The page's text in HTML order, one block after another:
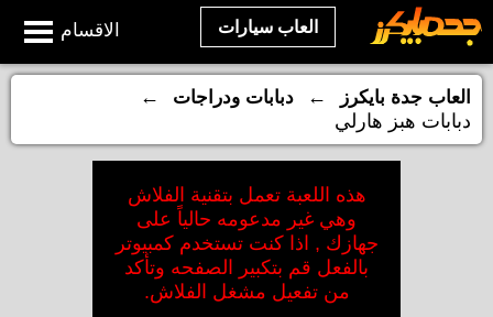
الاقسام العاب سيارات
العاب جدة بايكرز ← دبابات ودراجات
←
دبابات هبز هارلي
هذه اللعبة تعمل بتقنية الفلاش
وهي غير مدعومه حالياً على
جهازك , اذا كنت تستخدم كمبيوتر
بالفعل قم بتكبير الصفحه وتأكد
من تفعيل مشغل الفلاش.